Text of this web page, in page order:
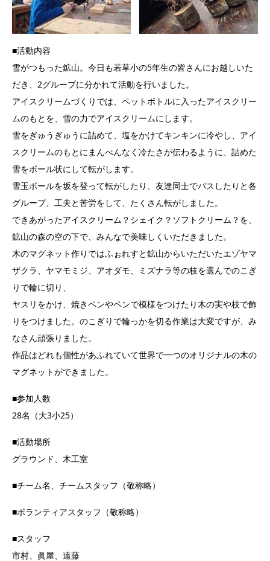
■活動内容
雪がつもった鉱山。今日も若草小の5年生の皆さんにお越しいた
だき、2グループに分かれて活動を行いました。
アイスクリームづくりでは、ペットボトルに入ったアイスクリー
ムのもとを、雪の力でアイスクリームにします。
雪をぎゅうぎゅうに詰めて、塩をかけてキンキンに冷やし、アイ
スクリームのもとにまんべんなく冷たさが伝わるように、詰めた
雪をボール状にして転がします。
雪玉ボールを坂を登って転がしたり、友達同士でパスしたりと各
グループ、工夫と苦労をして、たくさん転がしました。
できあがったアイスクリーム？シェイク？ソフトクリーム？を、
鉱山の森の空の下で、みんなで美味しくいただきました。
木のマグネット作りではふぉれすと鉱山からいただいたエゾヤマ
ザクラ、ヤマモミジ、アオダモ、ミズナラ等の枝を選んでのこぎ
りで輪に切り、
ヤスリをかけ、焼きペンやペンで模様をつけたり木の実や枝で飾
りをつけました。のこぎりで輪っかを切る作業は大変ですが、み
なさん頑張りました。
作品はどれも個性があふれていて世界で一つのオリジナルの木の
マグネットができました。
■参加人数
28名（大3小25）
■活動場所
グラウンド、木工室
■チーム名、チームスタッフ（敬称略）
■ボランティアスタッフ（敬称略）
■スタッフ
市村、眞屋、遠藤